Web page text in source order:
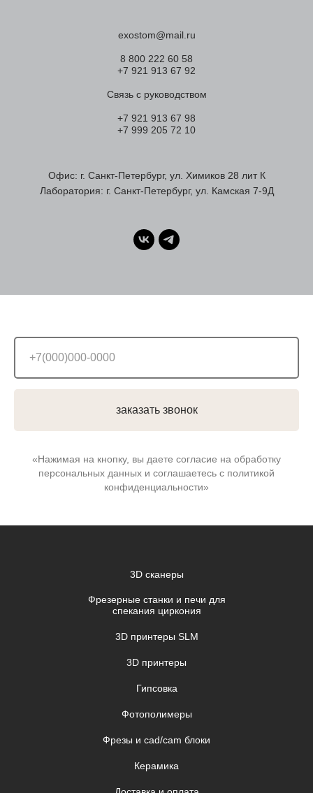
exostom@mail.ru
8 800 222 60 58
+7 921 913 67 92
Связь с руководством
+7 921 913 67 98
+7 999 205 72 10
Офис: г. Санкт-Петербург, ул. Химиков 28 лит К
Лаборатория: г. Санкт-Петербург, ул. Камская 7-9Д
заказать звонок
«Нажимая на кнопку, вы даете согласие на обработку
персональных данных и соглашаетесь c политикой
конфиденциальности»
3D сканеры
Фрезерные станки и печи для
спекания циркония
3D принтеры SLM
3D принтеры
Гипсовка
Фотополимеры
Фрезы и cad/cam блоки
Керамика